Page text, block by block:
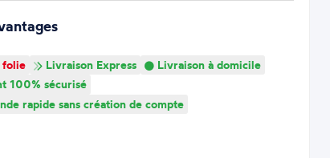
Livraison Express
Livraison à domicile
100% sécurisé
rapide sans création de compte